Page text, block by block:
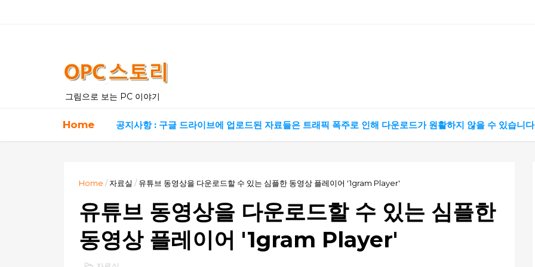
그림으로 보는 PC 이야기
Home 공지사항 : 구글 드라이브에 업로드된 자료들은 트래픽 폭주로 인해 다운로드가 원활하지 않을 수 있습니
Home /자료실 / 유튜브 동영상을 다운로드할 수 있는 심플한 동영상 플레이어 '1gram Player'
유튜브 동영상을 다운로드할 수 있는 심플한
동영상 플레이어 '1gram Player'